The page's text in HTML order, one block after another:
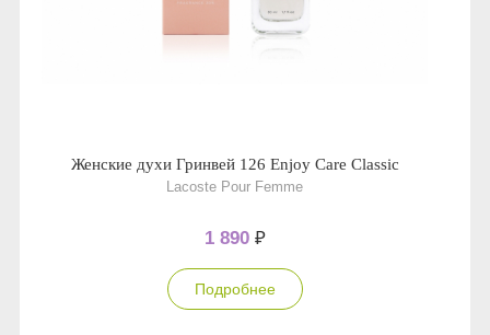
Женские духи Гринвей 126 Enjoy Care Classic
Lacoste Pour Femme
1 890 ₽
Подробнее